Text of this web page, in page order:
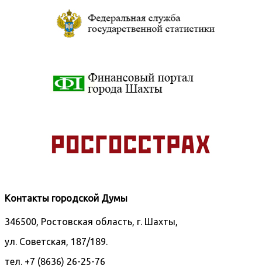
Контакты городской Думы
346500, Ростовская область, г. Шахты,
ул. Советская, 187/189.
тел. +7 (8636) 26-25-76